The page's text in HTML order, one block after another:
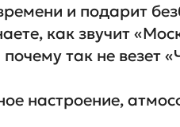
и подарит
как звучит
так не везет
настроение,